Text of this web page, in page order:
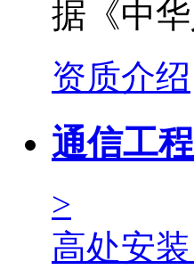
据《中
资质介绍
通信工
>
高处安